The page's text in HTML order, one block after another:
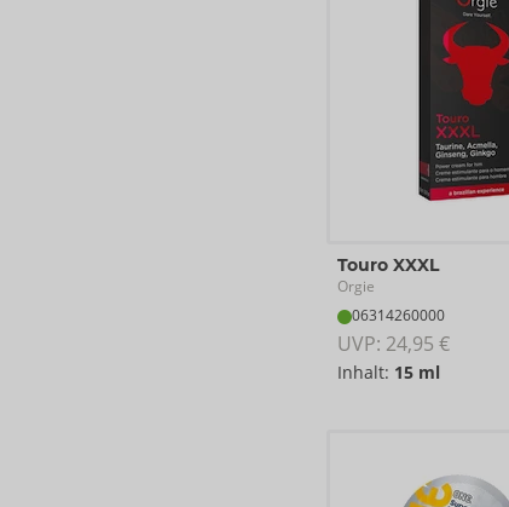
Touro XXXL
Orgie
06314260000
UVP: 24,95 €
Inhalt: 15 ml